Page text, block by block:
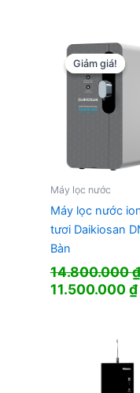
Giảm giá!
Giảm giá!
Máy lọc nước
Máy lọc nước
tươi Daikiosan
Bàn
14.800.000₫
Giá
14.800.000 ₫.
11.500.000₫